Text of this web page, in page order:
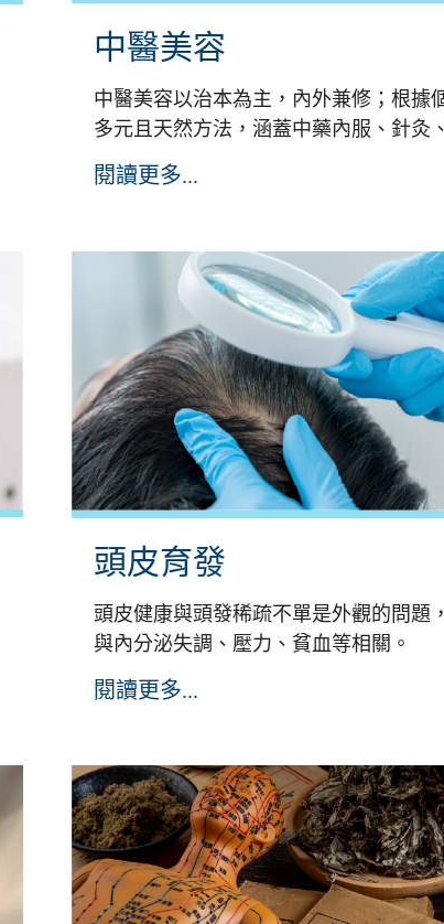
中醫美容
中醫美容以治本為主，內外兼修；根據
多元且天然方法，涵蓋中藥內服、針灸
閱讀更多...
頭皮育發
頭皮健康與頭發稀疏不單是外觀的問題
與內分泌失調、壓力、貧血等相關。
閱讀更多...